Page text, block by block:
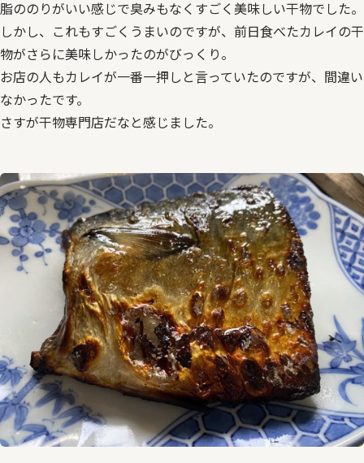
脂ののりがいい感じで臭みもなくすごく美味しい干物でした。
しかし、これもすごくうまいのですが、前日食べたカレイの干
物がさらに美味しかったのがびっくり。
お店の人もカレイが一番一押しと言っていたのですが、間違い
なかったです。
さすが干物専門店だなと感じました。